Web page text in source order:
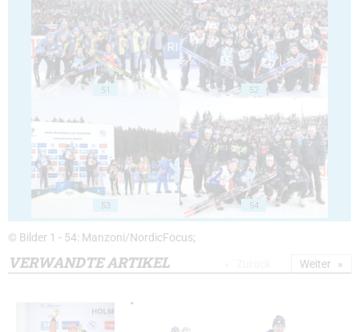
51 52
53 54
© Bilder 1 - 54: Manzoni/NordicFocus;
VERWANDTE ARTIKEL Weiter